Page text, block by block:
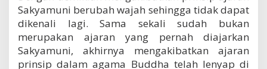
Sakyamuni berubah wajah sehingga tidak dapat
dikenali lagi. Sama sekali sudah bukan
merupakan ajaran yang pernah diajarkan
Sakyamuni, akhirnya mengakibatkan ajaran
prinsip dalam agama Buddha telah lenyap di